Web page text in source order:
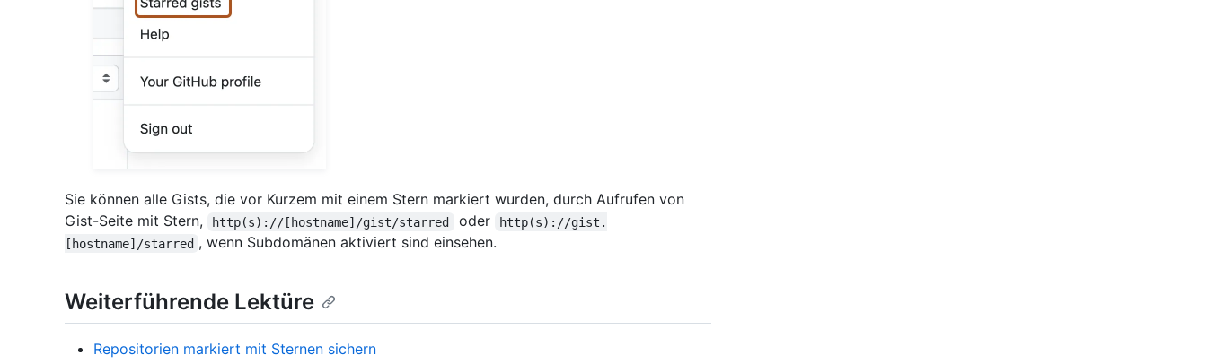
Sie können alle Gists, die vor Kurzem mit einem Stern markiert wurden, durch Aufrufen von
Gist-Seite mit Stern,
http(s)://[hostname]/gist/starred oder
http(s)://gist.
[hostname]/starred , wenn Subdomänen aktiviert sind einsehen.
Weiterführende Lektüre
Repositorien markiert mit Sternen sichern